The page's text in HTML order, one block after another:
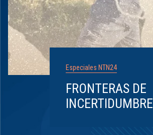
Especiales NTN24
FRONTERAS DE
INCERTIDUMBRE